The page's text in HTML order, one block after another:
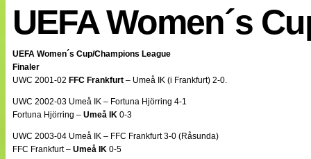
Landslaget
EM 2013
Bildreportage
Bloggar
Webb-TV
Cuper
Till klubbkassan
NÄTverket
UEFA Women´s
UEFA Women´s Cup/Champions League
Finaler
UWC 2001-02 FFC Frankfurt – Umeå IK (i Frankfurt) 2-0.
UWC 2002-03 Umeå IK – Fortuna Hjörring 4-1
Fortuna Hjörring – Umeå IK 0-3
UWC 2003-04 Umeå IK – FFC Frankfurt 3-0 (Råsunda)
FFC Frankfurt – Umeå IK 0-5